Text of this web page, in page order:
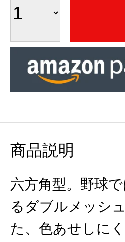
商品説明
六方角型。野球
るダブルメッシ
た、色あせしに